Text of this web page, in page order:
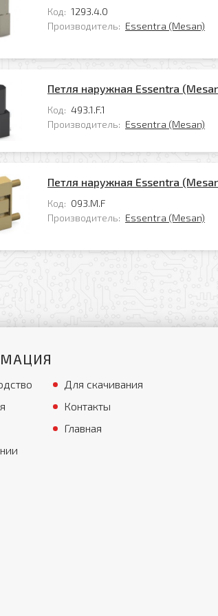
Код: 1293.4.0
Производитель: Essentra (Mesan)
Петля наружная Essentra
Код: 493.1.F.1
Производитель: Essentra (Mesan)
Петля наружная Essentra
Код: 093.M.F
Производитель: Essentra (Mesan)
Для скачивания
Контакты
Главная